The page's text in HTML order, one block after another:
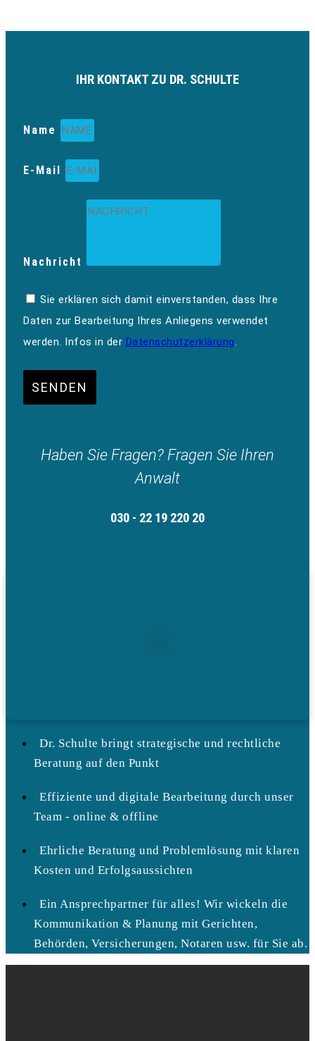
IHR KONTAKT ZU DR. SCHULTE
Name
E-Mail
Nachricht
Sie erklären sich damit einverstanden, dass Ihre
Daten zur Bearbeitung Ihres Anliegens verwendet
werden. Infos in der Datenschutzerklärung.
SENDEN
Haben Sie Fragen? Fragen Sie Ihren
Anwalt
030 - 22 19 220 20
Dr. Schulte bringt strategische und rechtliche
Beratung auf den Punkt
Effiziente und digitale Bearbeitung durch unser
Team - online & offline
Ehrliche Beratung und Problemlösung mit klaren
Kosten und Erfolgsaussichten
Ein Ansprechpartner für alles! Wir wickeln die
Kommunikation & Planung mit Gerichten,
Behörden, Versicherungen, Notaren usw. für Sie ab.